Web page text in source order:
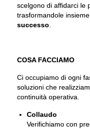
scelgono di affidarci
trasformandole
successo
COSA FACCIAMO
Ci occupiamo di ogni
soluzioni che
continuità operativa.
Collaudo
Verifichiamo con